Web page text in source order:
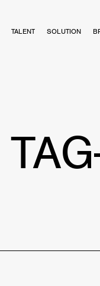
TALENT SOLUTION